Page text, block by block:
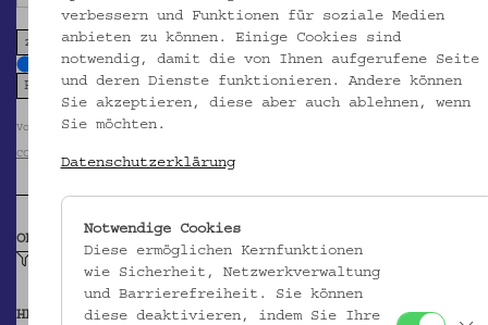
zoom in zoom out
Volkskundemuseum Wien / Foto: Dorothea von Miller
CC BY-NC-SA
OBJEKTKLASSE
HERSTELLER/IN
verbessern und Funktionen für soziale Medien
anbieten zu können. Einige Cookies sind
notwendig, damit die von Ihnen aufgerufene Seite
und deren Dienste funktionieren. Andere können
Sie akzeptieren, diese aber auch ablehnen, wenn
Sie möchten.
Datenschutzerklärung
Notwendige Cookies
Diese ermöglichen Kernfunktionen
wie Sicherheit, Netzwerkverwaltung
und Barrierefreiheit. Sie können
diese deaktivieren, indem Sie Ihre